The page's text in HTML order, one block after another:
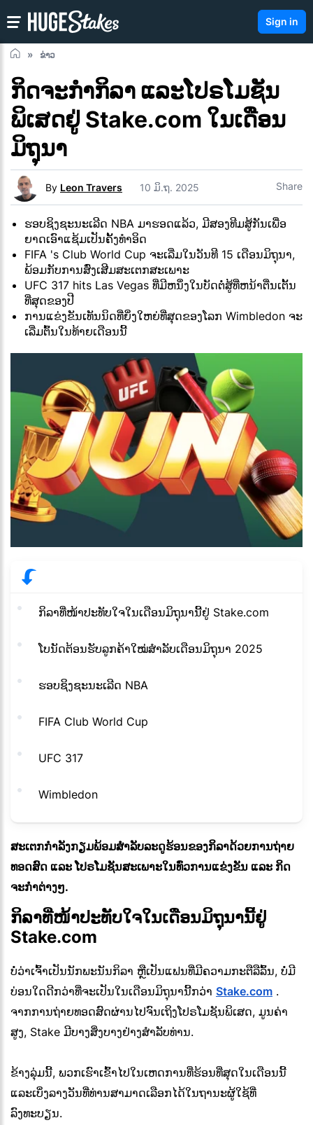
Sign in
ຂ່າວ
ກິດຈະກຳກິລາ ແລະໂປຣໂມຊັນ
ພິເສດຢູ່ Stake.com ໃນເດືອນ
ມິຖຸນາ
By Leon Travers 10 ມິ.ຖ. 2025 Share
ຮອບຊິງຊະນະເລີດ NBA ມາຮອດແລ້ວ, ມີສອງທີມສູ້ກັນເພື່ອ
ຍາດເອົາແຊ້ມເປັນຄັ້ງທຳອິດ
FIFA 's Club World Cup ຈະເລີ່ມໃນວັນທີ 15 ເດືອນມິຖຸນາ,
ພ້ອມກັບການສົ່ງເສີມສະເຕກສະເພາະ
UFC 317 hits Las Vegas ທີ່ມີຫນຶ່ງໃນບັດຕໍ່ສູ້ທີ່ຫນ້າຕື່ນເຕັ້ນ
ທີ່ສຸດຂອງປີ
ການ​ແຂ່ງ​ຂັນ​ເທັນ​ນິດ​ທີ່​ຍິ່ງ​ໃຫຍ່​ທີ່​ສຸດ​ຂອງ​ໂລກ Wimbledon ຈະ​
ເລີ່ມ​ຕົ້ນ​ໃນ​ທ້າຍ​ເດືອນ​ນີ້
ກິລາທີ່ໜ້າປະທັບໃຈໃນເດືອນມິຖຸນານີ້ຢູ່ Stake.com
ໂບນັດຕ້ອນຮັບລູກຄ້າໃໝ່ສຳລັບເດືອນມິຖຸນາ 2025
ຮອບຊິງຊະນະເລີດ NBA
FIFA Club World Cup
UFC 317
Wimbledon
ສະເຕກກຳລັງກຽມພ້ອມສຳລັບລະດູຮ້ອນຂອງກິລາດ້ວຍການຖ່າຍ
ທອດສົດ ແລະ ໂປຣໂມຊັນສະເພາະໃນທົ່ວການແຂ່ງຂັນ ແລະ ກິດ
ຈະກຳຕ່າງໆ.
ກິລາທີ່ໜ້າປະທັບໃຈໃນເດືອນມິຖຸນານີ້ຢູ່
Stake.com
ບໍ່ວ່າເຈົ້າເປັນນັກພະນັນກິລາ ຫຼືເປັນແຟນທີ່ມີຄວາມກະຕືລືລົ້ນ, ບໍ່ມີ
ບ່ອນໃດດີກວ່າທີ່ຈະເປັນໃນເດືອນມິຖຸນານີ້ກວ່າ Stake.com .
ຈາກການຖ່າຍທອດສົດຜ່ານໄປຈົນເຖິງໂປຣໂມຊັນພິເສດ, ມູນຄ່າ
ສູງ, Stake ມີບາງສິ່ງບາງຢ່າງສໍາລັບທ່ານ.
ຂ້າງລຸ່ມນີ້, ພວກເຮົາເຂົ້າໄປໃນເຫດການທີ່ຮ້ອນທີ່ສຸດໃນເດືອນນີ້
ແລະເບິ່ງລາງວັນທີ່ທ່ານສາມາດເລືອກໄດ້ໃນຖານະຜູ້ໃຊ້ທີ່
ລົງທະບຽນ.